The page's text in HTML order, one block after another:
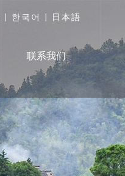
한국어 日本語
联系我们